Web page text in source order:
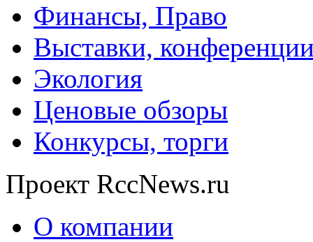
Финансы, Право
Выставки,
Экология
Ценовые обзоры
Конкурсы, торги
Проект RccNews.ru
О компании